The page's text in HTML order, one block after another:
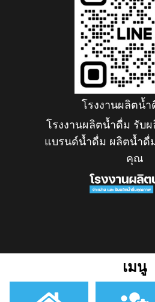
โรงงานผลิตน้ำ
โรงงานผลิตน้ำดื่ม รับ
แบรนด์น้ำดื่ม ผลิตน้ำดื่
คุณ
เมนู